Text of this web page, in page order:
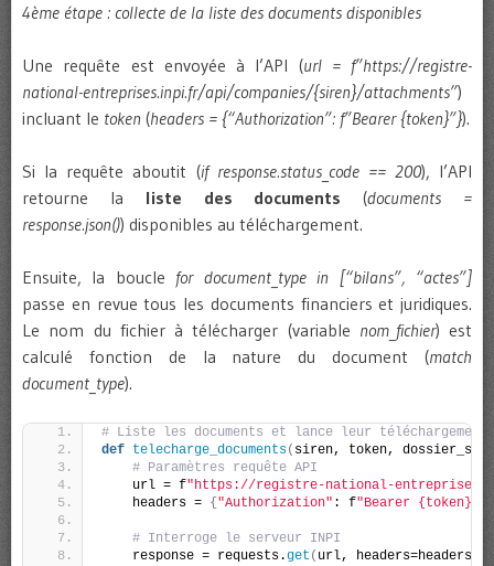
4ème étape : collecte de la liste des documents disponibles
Une requête est envoyée à l’API (url = f”https://registre-
national-entreprises.inpi.fr/api/companies/{siren}/attachments”)
incluant le token (headers = {“Authorization”: f”Bearer {token}”}).
Si la requête aboutit (if response.status_code == 200), l’API
retourne la liste des documents (documents =
response.json()) disponibles au téléchargement.
Ensuite, la boucle for document_type in [“bilans”, “actes”]
passe en revue tous les documents financiers et juridiques.
Le nom du fichier à télécharger (variable nom_fichier) est
calculé fonction de la nature du document (match
document_type).
# Liste les documents et lance leur téléchargement
def telecharge_documents( siren, token,
# Paramètres requête API
    url = f
"https://registre-national-
    headers =
{ "Authorization" : f"Bearer {token}"
# Interroge le serveur INPI
    response = requests.
get ( url, headers=headers